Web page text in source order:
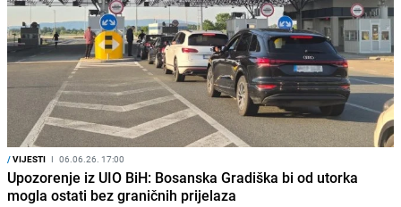
/VIJESTI I 06.06.26. 17:00
Upozorenje iz UIO BiH: Bosanska Gradiška bi od utorka
mogla ostati bez graničnih prijelaza